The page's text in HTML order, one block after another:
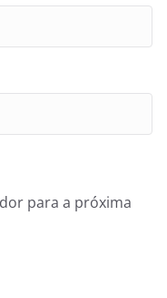
para a próxima